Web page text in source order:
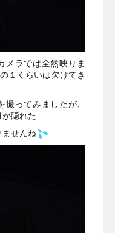
メラでは全然映りま
１くらいは欠けてき
ってみましたが、
隠れた
せんね